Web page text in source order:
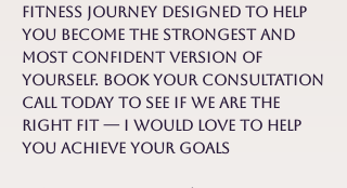
fitness journey designed to help
you become the strongest and
most confident version of
yourself. Book your consultation
call today to see if we are the
right fit — I would love to help
you achieve your goals